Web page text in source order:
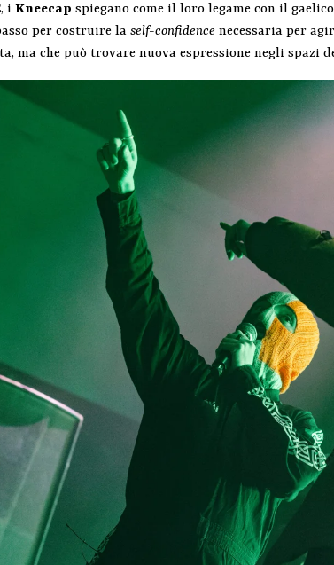
, iKneecap spiegano come il loro legame con il
per costruire laself-confidence necessaria per
ma che può trovare nuova espressione negli spazi